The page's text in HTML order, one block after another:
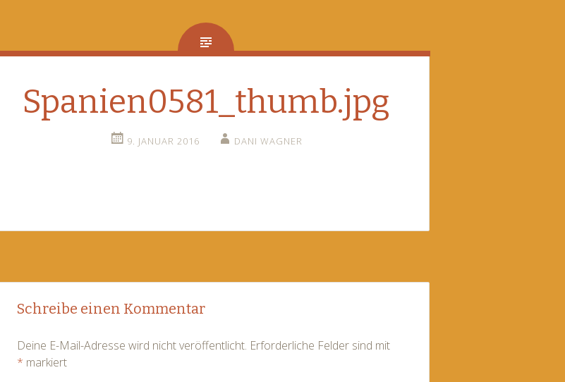
Spanien0581_thumb.jpg
9. JANUAR 2016 DANI WAGNER
Post
Schreibe einen Kommentar
Deine E-Mail-Adresse wird nicht veröffentlicht. Erforderliche Felder sind mit
* markiert